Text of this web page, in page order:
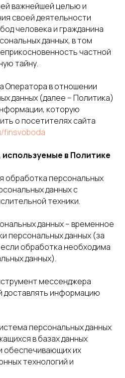
важнейшей целью и
своей деятельности
человека и гражданина
данных, в том
частной
тайну.
Оператора в отношении
данных (далее – Политика)
которую
о посетителях сайта
finsvoboda
в Политике
обработка персональных
данных с
техники.
данных – временное
персональных данных (за
обработка необходима
данных).
мессенджера
доставлять информацию
персональных данных
в базах данных
обеспечивающих их
технологий и